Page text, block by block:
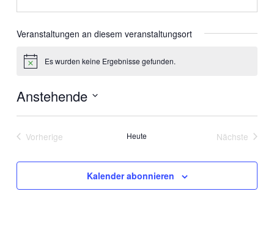
Veranstaltungen an diesem veranstaltungsort
HinweisEs wurden keine Ergebnisse gefunden.
Anstehende
Vorherige
Heute
Nächste
Kalender abonnieren